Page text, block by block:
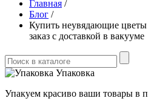
Главная /
Блог /
Купить неувядающие цветы
заказ с доставкой в вакууме
Упаковка
Упакуем красиво ваши товары в